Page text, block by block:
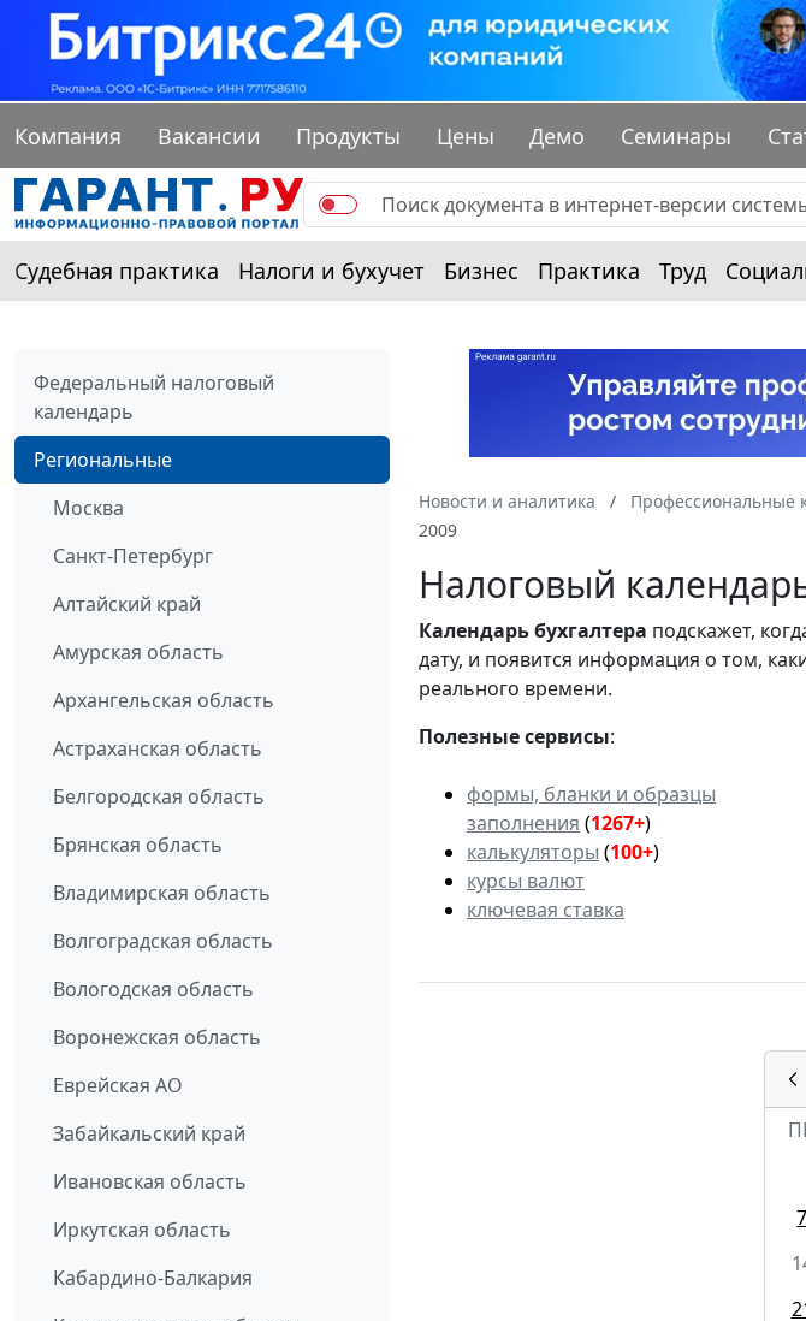
Компания Вакансии Продукты Цены Демо Семинары
Судебная практика Налоги и бухучет Бизнес Практика Труд
Федеральный налоговый
календарь
Региональные
Москва
Санкт-Петербург
Алтайский край
Амурская область
Архангельская область
Астраханская область
Белгородская область
Брянская область
Владимирская область
Волгоградская область
Вологодская область
Воронежская область
Еврейская АО
Забайкальский край
Ивановская область
Иркутская область
Кабардино-Балкария
Новости и аналитика Профессиональные
2009
Налоговый
Календарьбухгалтера подскажет,
дату, и появится информация о том,
реального времени.
Полезные сервисы:
формы, бланки и образцы
заполнения (1267+)
калькуляторы (100+)
курсы валют
ключевая ставка
7